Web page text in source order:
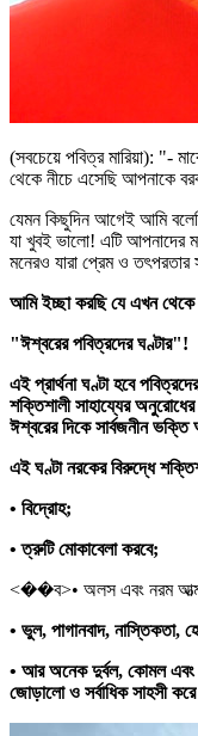
(সবচেয়ে পবিত্র মারিয়া): "-
থেকে নীচে এসেছি আপনাকে
যেমন কিছুদিন আগেই আমি
যা খুবই ভালো! এটি আপনাদের
মনেরও যারা প্রেম ও
আমি ইচ্ছা করছি যে এখন থেকে
"ঈশ্বরের পবিত্রদের ঘণ্টার"!
এই প্রার্থনা ঘণ্টা হবে
শক্তিশালী সাহায্যের
ঈশ্বরের দিকে সার্বজনীন
এই ঘণ্টা নরকের বিরুদ্ধে
• বিদ্রোহ;
• ত্রুটি মোকাবেলা করবে;
<��ব>• অলস এবং নরম
• ভুল, পাগানবাদ, নাস্তিকতা,
• আর অনেক দুর্বল, কোমল এবং
জোড়ালো ও সর্বাধিক সাহসী